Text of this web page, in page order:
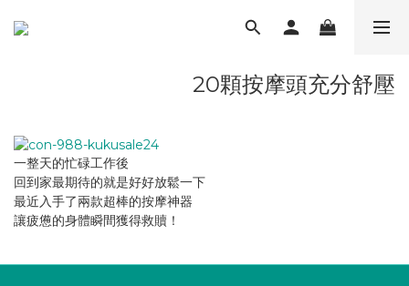
20顆按摩頭充分舒壓
一整天的忙碌工作後
回到家最期待的就是好好放鬆一下
最近入手了兩款超棒的按摩神器
讓疲憊的身體瞬間獲得救贖！